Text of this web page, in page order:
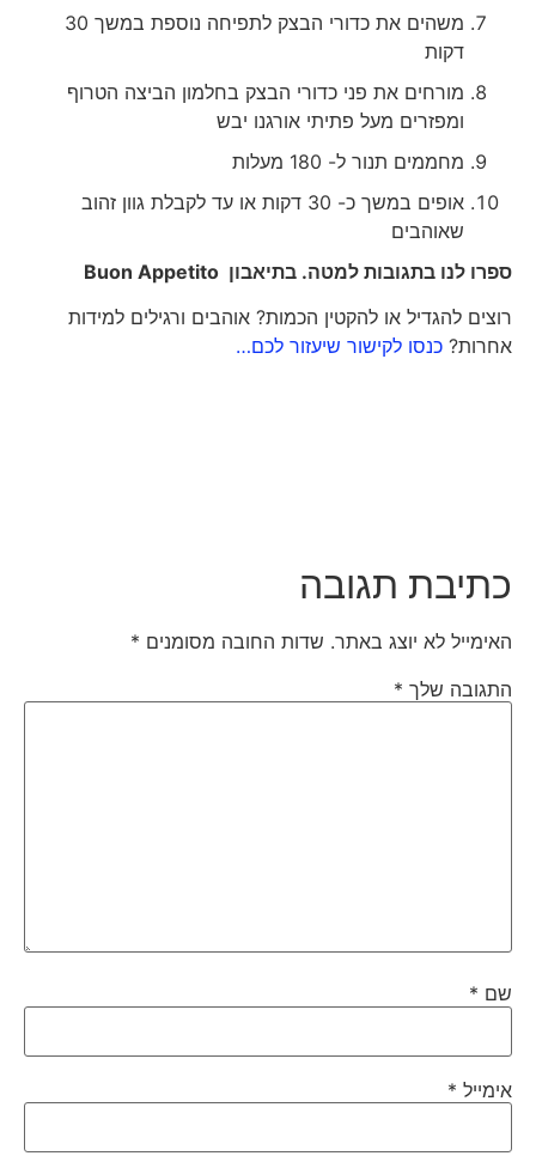
משהים את כדורי הבצק לתפיחה נוספת במשך 30
דקות
מורחים את פני כדורי הבצק בחלמון הביצה הטרוף
ומפזרים מעל פתיתי אורגנו יבש
מחממים תנור ל- 180 מעלות
אופים במשך כ- 30 דקות או עד לקבלת גוון זהוב
שאוהבים
ספרו לנו בתגובות למטה. בתיאבוןBuon Appetito
רוצים להגדיל או להקטין הכמות? אוהבים ורגילים למידות
אחרות?כנסו לקישור שיעזור לכם…
כתיבת תגובה
האימייל לא יוצג באתר. שדות החובה מסומנים*
התגובה שלך*
שם*
אימייל*